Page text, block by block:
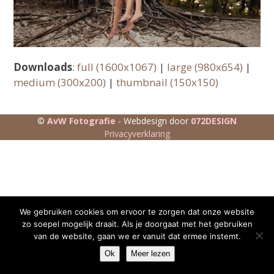
Downloads:full (1600x1067) | large (980x654) |
medium (300x200) |thumbnail (150x150)
© AvW Fotografie - Webdesign door 072DESIGN
Privacyverklaring
We gebruiken cookies om ervoor te zorgen dat onze website
zo soepel mogelijk draait. Als je doorgaat met het gebruiken
van de website, gaan we er vanuit dat ermee instemt.
Ok Meer lezen